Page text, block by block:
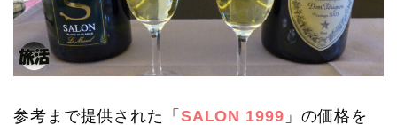
参考まで提供された「 SALON 1999 」の価格を